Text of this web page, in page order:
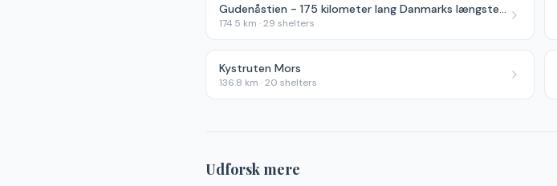
Gudenåstien - 175 kilometer lang Danmarks længste å
174.5 km ·29 shelters
Kystruten Mors
136.8 km ·20 shelters
Udforsk mere